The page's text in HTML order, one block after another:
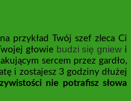
przykład Twój szef zleca Ci
głowie budzi się gniew i
sercem przez gardło,
i zostajesz 3 godziny dłużej
nie potrafisz słowa